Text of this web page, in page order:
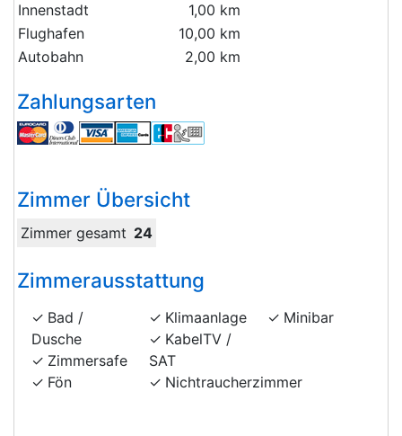
Innenstadt
1,00 km
Flughafen
10,00 km
Autobahn
2,00 km
Zahlungsarten
Zimmer Übersicht
Zimmer gesamt 24
Zimmerausstattung
Bad /
Dusche
Zimmersafe
Fön
Klimaanlage
KabelTV /
SAT
Nichtraucherzimmer
Minibar